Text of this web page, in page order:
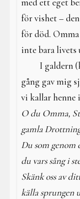
med ett eget
för vishet –
för död.
inte bara livets
I galdern
gång gav mig
vi kallar henne
O du Omma,
gamla
Du som
du vars sång i
Skänk oss av
källa sprungen